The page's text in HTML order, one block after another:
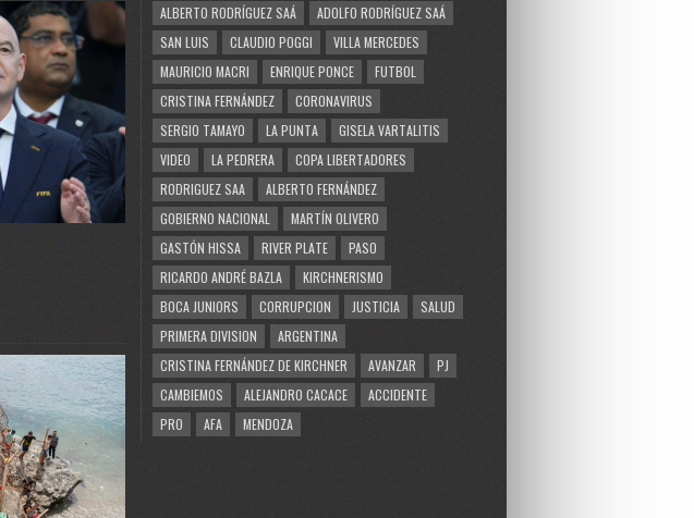
ALBERTO RODRÍGUEZ SAÁ
ADOLFO RODRÍGUEZ SAÁ
SAN LUIS
CLAUDIO POGGI
VILLA MERCEDES
MAURICIO MACRI
ENRIQUE PONCE
FUTBOL
CRISTINA FERNÁNDEZ
CORONAVIRUS
SERGIO TAMAYO
LA PUNTA
GISELA VARTALITIS
VIDEO
LA PEDRERA
COPA LIBERTADORES
RODRIGUEZ SAA
ALBERTO FERNÁNDEZ
GOBIERNO NACIONAL
MARTÍN OLIVERO
GASTÓN HISSA
RIVER PLATE
PASO
RICARDO ANDRÉ BAZLA
KIRCHNERISMO
BOCA JUNIORS
CORRUPCION JUSTICIA
SALUD
PRIMERA DIVISION
ARGENTINA
CRISTINA FERNÁNDEZ DE KIRCHNER
AVANZAR
PJ
CAMBIEMOS
ALEJANDRO CACACE
ACCIDENTE
PRO
AFA MENDOZA